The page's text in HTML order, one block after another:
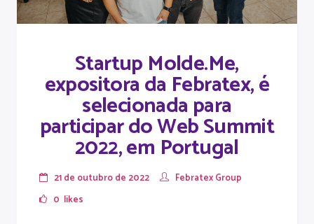
Startup Molde.Me,
expositora da Febratex, é
selecionada para
participar do Web Summit
2022, em Portugal
21 de outubro de 2022
Febratex Group
0 likes